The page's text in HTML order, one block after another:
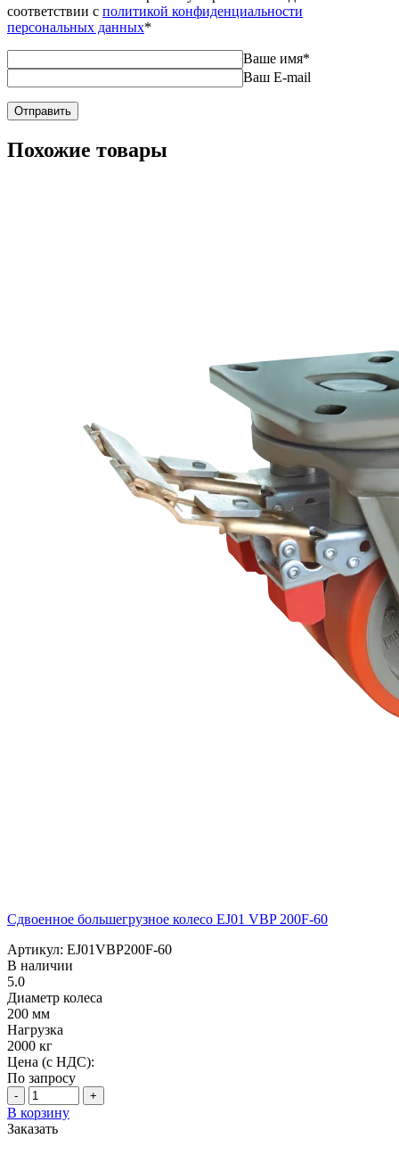
соответствии с политикой конфиденциальности
персональных данных*
Ваше имя*
Ваш E-mail
Похожие товары
Сдвоенное большегрузное колесо EJ01 VBP 200F-60
Артикул: EJ01VBP200F-60
В наличии
5.0
Диаметр колеса
200 мм
Нагрузка
2000 кг
Цена (с НДС):
По запросу
- +
В корзину
Заказать